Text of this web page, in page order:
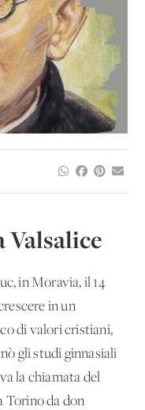
Valsalice
in Moravia, il 14
in un
di valori cristiani,
gli studi ginnasiali
la chiamata del
Torino da don